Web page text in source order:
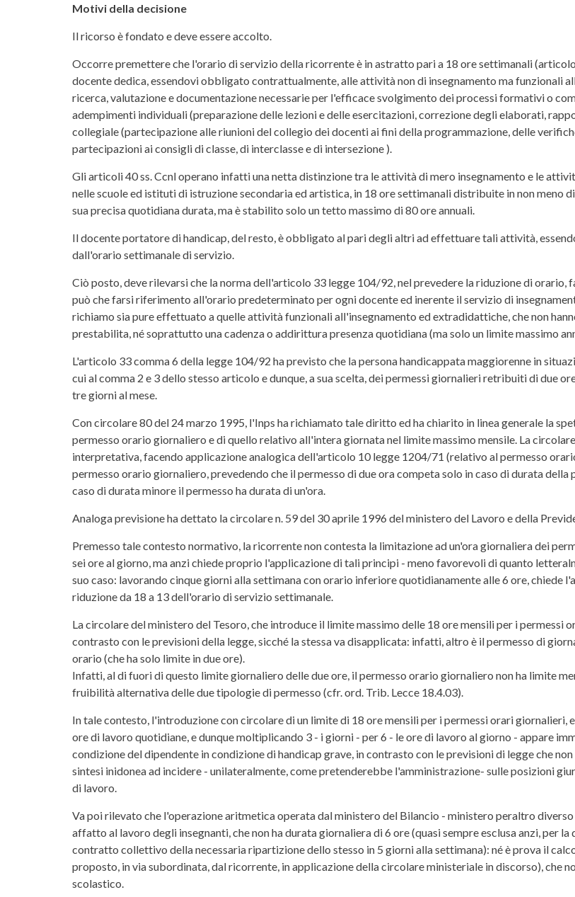
Motivi della decisione
Il ricorso è fondato e deve essere accolto.
Occorre premettere che l'orario di servizio della ricorrente è in astratto pari a 18 ore settimanali
docente dedica, essendovi obbligato contrattualmente, alle attività non di insegnamento ma funzionali
ricerca, valutazione e documentazione necessarie per l'efficace svolgimento dei processi formativi o
adempimenti individuali (preparazione delle lezioni e delle esercitazioni, correzione degli elaborati,
collegiale (partecipazione alle riunioni del collegio dei docenti ai fini della programmazione, delle
partecipazioni ai consigli di classe, di interclasse e di intersezione ).
Gli articoli 40 ss. Ccnl operano infatti una netta distinzione tra le attività di mero insegnamento e le
nelle scuole ed istituti di istruzione secondaria ed artistica, in 18 ore settimanali distribuite in non meno
sua precisa quotidiana durata, ma è stabilito solo un tetto massimo di 80 ore annuali.
Il docente portatore di handicap, del resto, è obbligato al pari degli altri ad effettuare tali attività,
dall'orario settimanale di servizio.
Ciò posto, deve rilevarsi che la norma dell'articolo 33 legge 104/92, nel prevedere la riduzione di orario,
può che farsi riferimento all'orario predeterminato per ogni docente ed inerente il servizio di
richiamo sia pure effettuato a quelle attività funzionali all'insegnamento ed extradidattiche, che non
prestabilita, né soprattutto una cadenza o addirittura presenza quotidiana (ma solo un limite massimo
L'articolo 33 comma 6 della legge 104/92 ha previsto che la persona handicappata maggiorenne in
cui al comma 2 e 3 dello stesso articolo e dunque, a sua scelta, dei permessi giornalieri retribuiti di due
tre giorni al mese.
Con circolare 80 del 24 marzo 1995, l'Inps ha richiamato tale diritto ed ha chiarito in linea generale la
permesso orario giornaliero e di quello relativo all'intera giornata nel limite massimo mensile. La
interpretativa, facendo applicazione analogica dell'articolo 10 legge 1204/71 (relativo al permesso
permesso orario giornaliero, prevedendo che il permesso di due ora competa solo in caso di durata
caso di durata minore il permesso ha durata di un'ora.
Analoga previsione ha dettato la circolare n. 59 del 30 aprile 1996 del ministero del Lavoro e della
Premesso tale contesto normativo, la ricorrente non contesta la limitazione ad un'ora giornaliera dei
sei ore al giorno, ma anzi chiede proprio l'applicazione di tali principi - meno favorevoli di quanto
suo caso: lavorando cinque giorni alla settimana con orario inferiore quotidianamente alle 6 ore, chiede
riduzione da 18 a 13 dell'orario di servizio settimanale.
La circolare del ministero del Tesoro, che introduce il limite massimo delle 18 ore mensili per i permessi
contrasto con le previsioni della legge, sicché la stessa va disapplicata: infatti, altro è il permesso di
orario (che ha solo limite in due ore).
Infatti, al di fuori di questo limite giornaliero delle due ore, il permesso orario giornaliero non ha limite
fruibilità alternativa delle due tipologie di permesso (cfr. ord. Trib. Lecce 18.4.03).
In tale contesto, l'introduzione con circolare di un limite di 18 ore mensili per i permessi orari
ore di lavoro quotidiane, e dunque moltiplicando 3 - i giorni - per 6 - le ore di lavoro al giorno - appare
condizione del dipendente in condizione di handicap grave, in contrasto con le previsioni di legge che
sintesi inidonea ad incidere - unilateralmente, come pretenderebbe l'amministrazione- sulle posizioni
di lavoro.
Va poi rilevato che l'operazione aritmetica operata dal ministero del Bilancio - ministero peraltro
affatto al lavoro degli insegnanti, che non ha durata giornaliera di 6 ore (quasi sempre esclusa anzi, per
contratto collettivo della necessaria ripartizione dello stesso in 5 giorni alla settimana): né è prova il
proposto, in via subordinata, dal ricorrente, in applicazione della circolare ministeriale in discorso), che
scolastico.